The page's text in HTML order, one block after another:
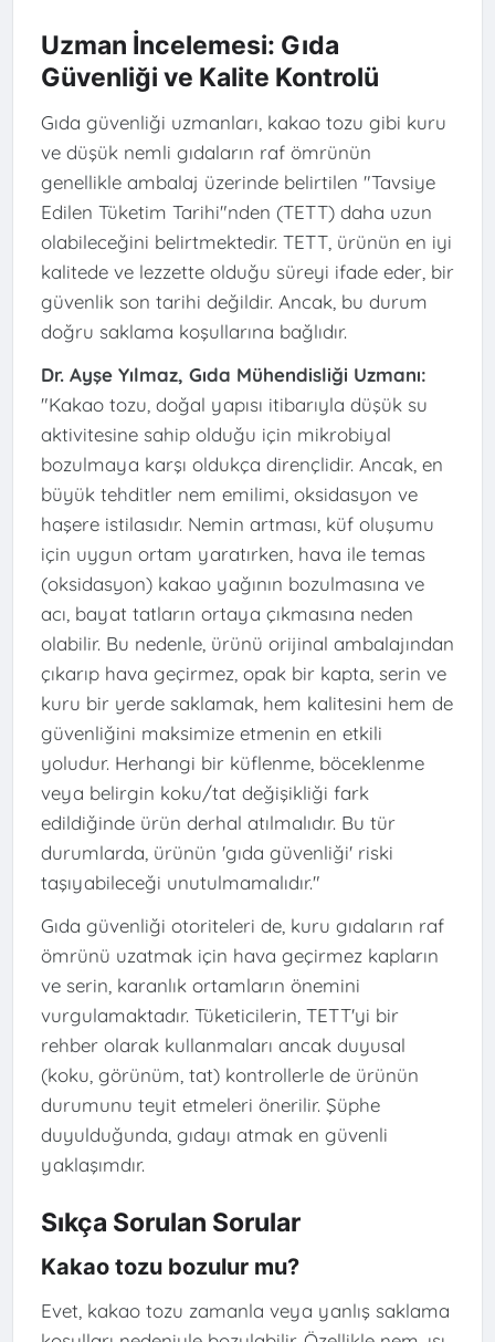
Uzman İncelemesi: Gıda
Güvenliği ve Kalite Kontrolü
Gıda güvenliği uzmanları, kakao tozu gibi kuru
ve düşük nemli gıdaların raf ömrünün
genellikle ambalaj üzerinde belirtilen "Tavsiye
Edilen Tüketim Tarihi"nden (TETT) daha uzun
olabileceğini belirtmektedir. TETT, ürünün en iyi
kalitede ve lezzette olduğu süreyi ifade eder, bir
güvenlik son tarihi değildir. Ancak, bu durum
doğru saklama koşullarına bağlıdır.
Dr. Ayşe Yılmaz, Gıda Mühendisliği Uzmanı:
"Kakao tozu, doğal yapısı itibarıyla düşük su
aktivitesine sahip olduğu için mikrobiyal
bozulmaya karşı oldukça dirençlidir. Ancak, en
büyük tehditler nem emilimi, oksidasyon ve
haşere istilasıdır. Nemin artması, küf oluşumu
için uygun ortam yaratırken, hava ile temas
(oksidasyon) kakao yağının bozulmasına ve
acı, bayat tatların ortaya çıkmasına neden
olabilir. Bu nedenle, ürünü orijinal ambalajından
çıkarıp hava geçirmez, opak bir kapta, serin ve
kuru bir yerde saklamak, hem kalitesini hem de
güvenliğini maksimize etmenin en etkili
yoludur. Herhangi bir küflenme, böceklenme
veya belirgin koku/tat değişikliği fark
edildiğinde ürün derhal atılmalıdır. Bu tür
durumlarda, ürünün 'gıda güvenliği' riski
taşıyabileceği unutulmamalıdır."
Gıda güvenliği otoriteleri de, kuru gıdaların raf
ömrünü uzatmak için hava geçirmez kapların
ve serin, karanlık ortamların önemini
vurgulamaktadır. Tüketicilerin, TETT'yi bir
rehber olarak kullanmaları ancak duyusal
(koku, görünüm, tat) kontrollerle de ürünün
durumunu teyit etmeleri önerilir. Şüphe
duyulduğunda, gıdayı atmak en güvenli
yaklaşımdır.
Sıkça Sorulan Sorular
Kakao tozu bozulur mu?
Evet, kakao tozu zamanla veya yanlış saklama